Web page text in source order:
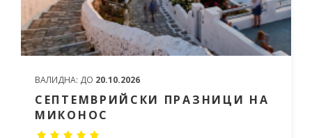
ВАЛИДНА: ДО 20.10.2026
СЕПТЕМВРИЙСКИ ПРАЗНИЦИ НА
МИКОНОС